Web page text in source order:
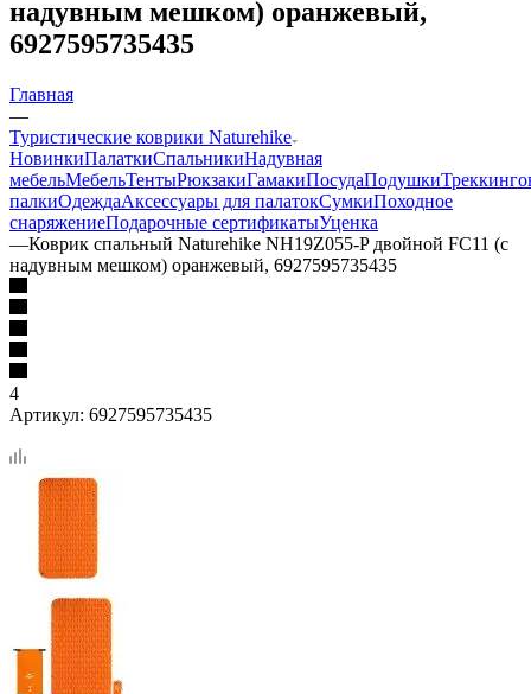
надувным мешком) оранжевый,
6927595735435
Главная
—
Туристические коврики Naturehike
НовинкиПалаткиСпальникиНадувная
мебельМебельТентыРюкзакиГамакиПосудаПодушки
палкиОдеждаАксессуары для палатокСумкиПоходное
снаряжениеПодарочные сертификатыУценка
—Коврик спальный Naturehike NH19Z055-P двойной FC11 (с
надувным мешком) оранжевый, 6927595735435
4
Артикул: 6927595735435